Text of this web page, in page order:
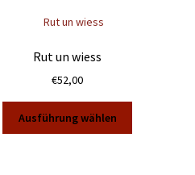
Rut un wiess
€52,00
Ausführung wählen